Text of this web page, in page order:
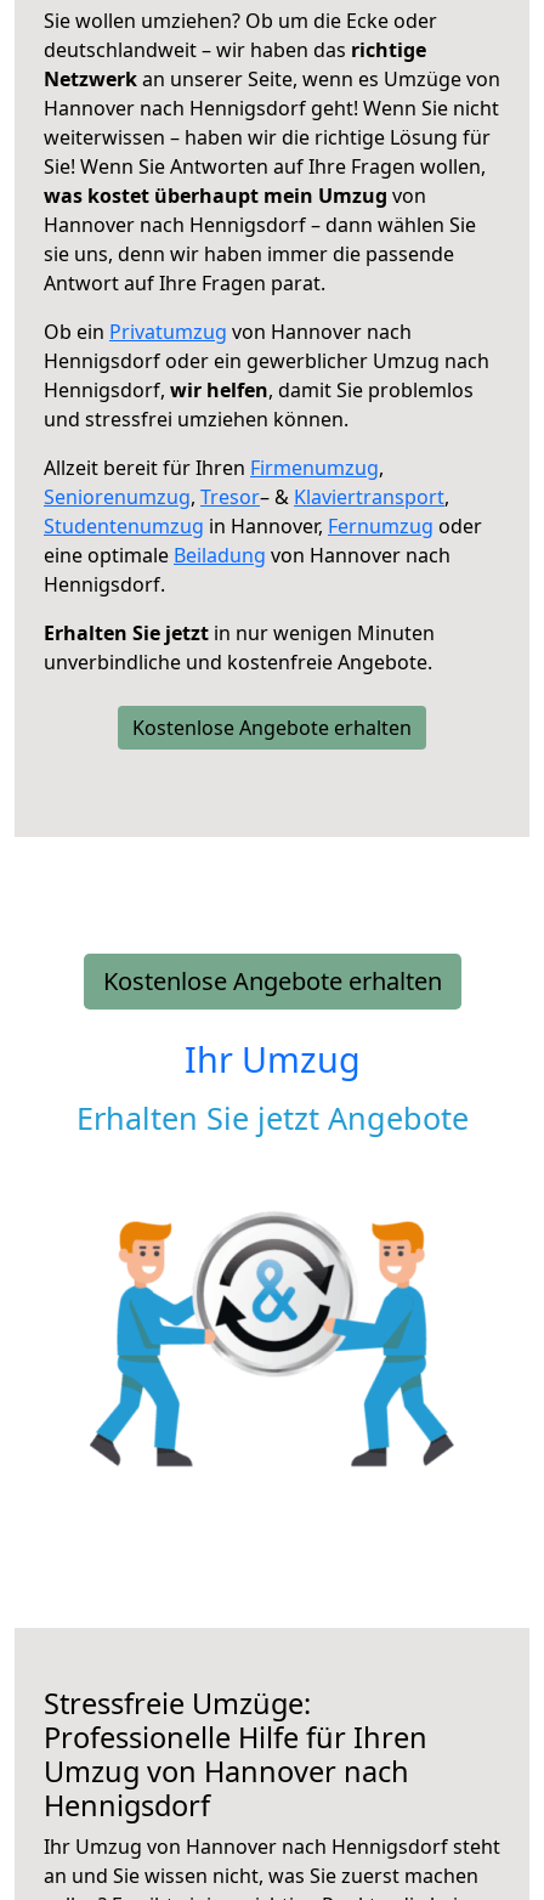
Sie wollen umziehen? Ob um die Ecke oder
deutschlandweit – wir haben das richtige
Netzwerkan unserer Seite, wenn es Umzüge von
Hannover nach Hennigsdorf geht! Wenn Sie nicht
weiterwissen – haben wir die richtige Lösung für
Sie! Wenn Sie Antworten auf Ihre Fragen wollen,
was kostet überhaupt mein Umzug von
Hannover nach Hennigsdorf – dann wählen Sie
sie uns, denn wir haben immer die passende
Antwort auf Ihre Fragen parat.
Ob ein Privatumzug von Hannover nach
Hennigsdorf oder ein gewerblicher Umzug nach
Hennigsdorf, wir helfen, damit Sie problemlos
und stressfrei umziehen können.
Allzeit bereit für Ihren Firmenumzug,
Seniorenumzug, Tresor– & Klaviertransport,
Studentenumzug in Hannover, Fernumzug oder
eine optimale Beiladung von Hannover nach
Hennigsdorf.
Erhalten Sie jetzt in nur wenigen Minuten
unverbindliche und kostenfreie Angebote.
Kostenlose Angebote erhalten
Kostenlose Angebote erhalten
Ihr Umzug
Erhalten Sie jetzt Angebote
Stressfreie Umzüge:
Professionelle Hilfe für Ihren
Umzug von Hannover nach
Hennigsdorf
Ihr Umzug von Hannover nach Hennigsdorf steht
an und Sie wissen nicht, was Sie zuerst machen